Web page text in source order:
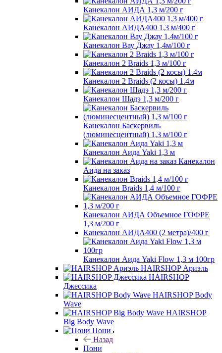
Канекалон АИДА 1,3 м/200 г
Канекалон АИДА400 1,3 м/400 г
Канекалон Вау Джау 1,4м/100 г
Канекалон 2 Braids 1,3 м/100 г
Канекалон 2 Braids (2 косы) 1.4м
Канекалон Шадэ 1,3 м/200 г
Канекалон Баскервиль
(люминесцентный) 1,3 м/100 г
Канекалон Аида Yaki 1,3 м
Канекалон
Аида на заказ
Канекалон Braids 1,4 м/100 г
Канекалон АИДА Объемное ГОФРЕ
1,3 м/200 г
Канекалон АИДА400 (2 метра)/400 г
Канекалон Аида Yaki Flow 1,3 м 100гр
HAIRSHOP Ариэль
HAIRSHOP
Джессика
HAIRSHOP Body
Wave
HAIRSHOP
Big Body Wave
Пони
Назад
Пони